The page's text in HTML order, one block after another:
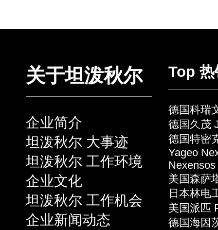
关于坦泼秋尔
企业简介
坦泼秋尔 大事迹
坦泼秋尔 工作环境
企业文化
坦泼秋尔 工作机会
企业新闻动态
Top 热
德国科瑞
德国久茂
德国特密
Yageo
Nexensos
美国森萨
日本林电
美国派匹
德国海因